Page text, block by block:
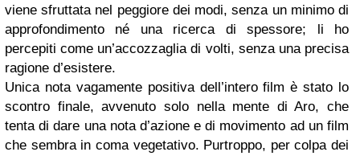
viene sfruttata nel peggiore dei modi, senza un minimo di
approfondimento né una ricerca di spessore; li ho
percepiti come un’accozzaglia di volti, senza una precisa
ragione d’esistere.
Unica nota vagamente positiva dell’intero film è stato lo
scontro finale, avvenuto solo nella mente di Aro, che
tenta di dare una nota d’azione e di movimento ad un film
che sembra in coma vegetativo. Purtroppo, per colpa dei